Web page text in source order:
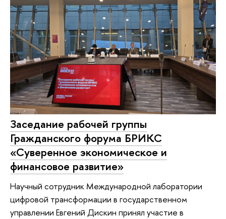
Заседание рабочей группы
Гражданского форума БРИКС
«Суверенное экономическое и
финансовое развитие»
Научный сотрудник Международной лаборатории
цифровой трансформации в государственном
управлении Евгений Дискин принял участие в